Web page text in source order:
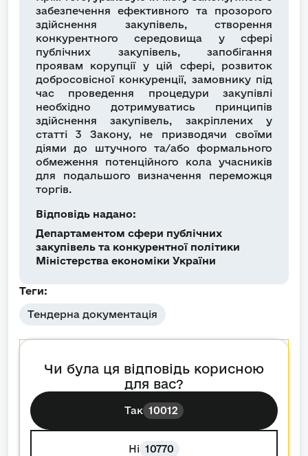
забезпечення ефективного та прозорого
здійснення закупівель, створення
конкурентного середовища у сфері
публічних закупівель, запобігання
проявам корупції у цій сфері, розвиток
добросовісної конкуренції, замовнику під
час проведення процедури закупівлі
необхідно дотримуватись принципів
здійснення закупівель, закріплених у
статті 3 Закону, не призводячи своїми
діями до штучного та/або формального
обмеження потенційного кола учасників
для подальшого визначення переможця
торгів.
Відповідь надано:
Департаментом сфери публічних
закупівель та конкурентної політики
Міністерства економіки України
Теги:
Тендерна документація
Чи була ця відповідь корисною
для вас?
Так 10012
Ні 10770